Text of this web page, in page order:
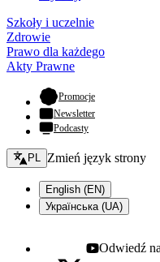
Szkoły i uczelnie
Zdrowie
Prawo dla każdego
Akty Prawne
Promocje- otwiera się w
Newsletter
Podcasty
Zmień język - bieżący:
PL Zmień język strony
English (EN)
Українська (UA)
Youtube - otwiera
Odwiedź